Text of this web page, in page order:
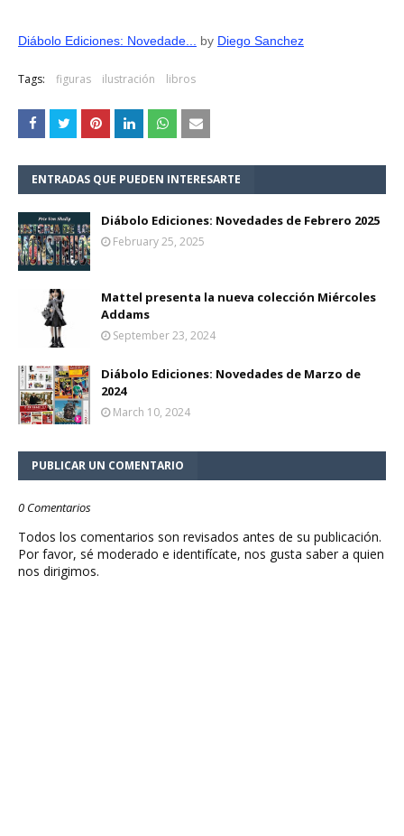
Diábolo Ediciones: Novedade... by Diego Sanchez
Tags: figuras ilustración libros
ENTRADAS QUE PUEDEN INTERESARTE
Diábolo Ediciones: Novedades de Febrero 2025
February 25, 2025
Mattel presenta la nueva colección Miércoles
Addams
September 23, 2024
Diábolo Ediciones: Novedades de Marzo de
2024
March 10, 2024
PUBLICAR UN COMENTARIO
0 Comentarios
Todos los comentarios son revisados antes de su publicación.
Por favor, sé moderado e identifícate, nos gusta saber a quien
nos dirigimos.